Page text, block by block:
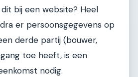
bij een website? Heel
er persoonsgegevens op
derde partij (bouwer,
toe heeft, is een
nodig.